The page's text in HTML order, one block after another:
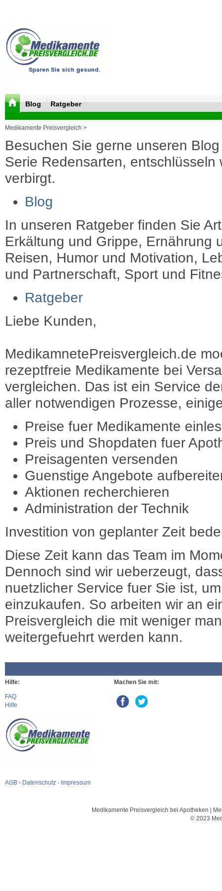
Blog Ratgeber
Medikamente Preisvergleich >
Besuchen Sie gerne unseren
Serie Redensarten, entschlüsseln
verbirgt.
Blog
In unseren Ratgeber finden Sie
Erkältung und Grippe, Ernährung
Reisen, Humor und Motivation,
und Partnerschaft, Sport und
Ratgeber
Liebe Kunden,
MedikamnetePreisvergleich.de
rezeptfreie Medikamente bei
vergleichen. Das ist ein Service
aller notwendigen Prozesse,
Preise fuer Medikamente
Preis und Shopdaten fuer
Preisagenten versenden
Guenstige Angebote
Aktionen recherchieren
Administration der Technik
Investition von geplanter Zeit
Diese Zeit kann das Team im
Dennoch sind wir ueberzeugt,
nuetzlicher Service fuer Sie ist,
einzukaufen. So arbeiten wir an
Preisvergleich die mit weniger
weitergefuehrt werden kann.
Hilfe:
FAQ
Hilfe
AGB - Datenschutz - Impressum
Machen Sie mit:
Medikamente Preisvergleich bei Apotheken |
© 2023